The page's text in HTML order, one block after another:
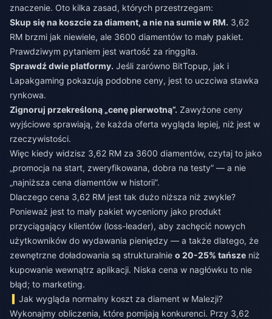
znaczenie. Oto kilka zasad, których przestrzegam:
Skup się na koszcie za diament, a nie na sumie w RM. 3,62
RM brzmi jak niewiele, ale 3600 diamentów to mały pakiet.
Prawdziwym pytaniem jest wartość za ringgita.
Sprawdź dwie platformy. Jeśli zarówno BitTopup, jak i
Lapakgaming pokazują podobne ceny, jest to uczciwa stawka
rynkowa.
Zignoruj przekreśloną „cenę pierwotną”. Zawyżone ceny
wyjściowe sprawiają, że każda oferta wygląda lepiej, niż jest w
rzeczywistości.
Więc kiedy widzisz 3,62 RM za 3600 diamentów, czytaj to jako
„promocja na start, zweryfikowana, dobra na testy” — a nie
„najniższa cena diamentów w historii”.
Dlaczego cena 3,62 RM jest tak dużo niższa niż zwykle?
Ponieważ jest to mały pakiet wyceniony jako produkt
przyciągający klientów (loss-leader), aby zachęcić nowych
użytkowników do wydawania pieniędzy — a także dlatego, że
zewnętrzne doładowania są strukturalnie o 20-25% tańsze niż
kupowanie wewnątrz aplikacji. Niska cena w nagłówku to nie
błąd; to marketing.
Jak wygląda normalny koszt za diament w Malezji?
Wykonajmy obliczenia, które pomijają konkurenci. Przy 3,62